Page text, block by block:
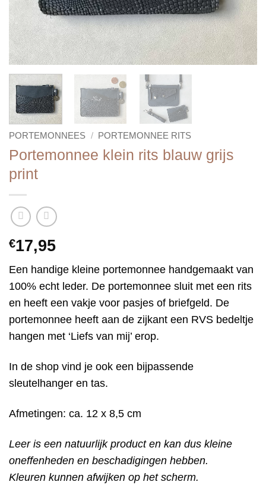
PORTEMONNEES / PORTEMONNEE RITS
Portemonnee klein rits blauw grijs
print
€17,95
Een handige kleine portemonnee handgemaakt van
100% echt leder. De portemonnee sluit met een rits
en heeft een vakje voor pasjes of briefgeld. De
portemonnee heeft aan de zijkant een RVS bedeltje
hangen met ‘Liefs van mij’ erop.
In de shop vind je ook een bijpassende
sleutelhanger en tas.
Afmetingen: ca. 12 x 8,5 cm
Leer is een natuurlijk product en kan dus kleine
oneffenheden en beschadigingen hebben.
Kleuren kunnen afwijken op het scherm.